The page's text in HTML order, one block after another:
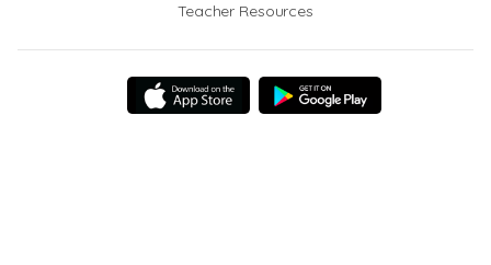
Teacher Resources